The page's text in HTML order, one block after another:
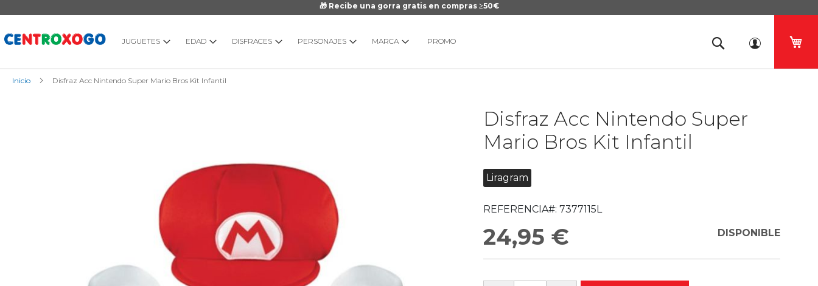
🎁 Recibe una gorra gratis en compras ≥50€
al
JUGUETES EDAD DISFRACES PERSONAJES MARCA PROMO
Inicio Disfraz Acc Nintendo Super Mario Bros Kit Infantil
Disfraz Acc Nintendo Super
Mario Bros Kit Infantil
Liragram
REFERENCIA#: 7377115L
24,95 € DISPONIBLE
galería
imágenes